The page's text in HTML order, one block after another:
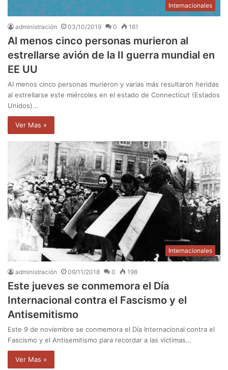
Internacionales
administración 03/10/2019 0 161
Al menos cinco personas murieron al
estrellarse avión de la II guerra mundial en
EE UU
Al menos cinco personas murieron y varias más resultaron heridas
al estrellarse este miércoles en el estado de Connecticut (Estados
Unidos)…
Ver Mas »
Internacionales
administración 09/11/2018 0 198
Este jueves se conmemora el Día
Internacional contra el Fascismo y el
Antisemitismo
Este 9 de noviembre se conmemora el Día Internacional contra el
Fascismo y el Antisemitismo para recordar a las víctimas…
Ver Mas »